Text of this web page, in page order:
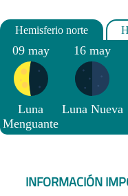
09 may
Luna
Menguante
16 may
Luna Nueva
INFORMACIÓN